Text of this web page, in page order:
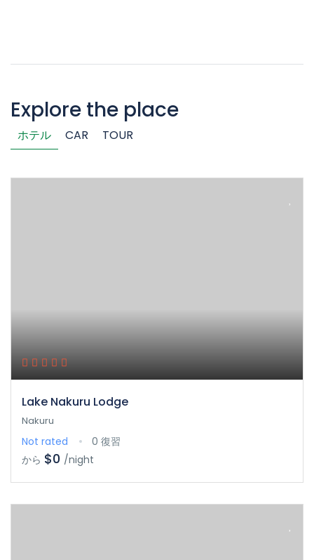
Explore the place
ホテル CAR TOUR
Lake Nakuru Lodge
Nakuru
Not rated
0 復習
から $0 /night